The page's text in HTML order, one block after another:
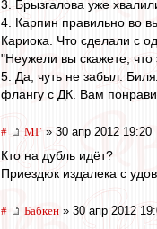
3. Брызгалова уже
4. Карпин правильно во
Кариока. Что сделали с
"Неужели вы скажете,
5. Да, чуть не забыл.
флангу с ДК. Вам
# МГ » 30 апр 2012 19:20
Кто на дубль идёт?
Приездюк издалека с
# Бабкен » 30 апр 2012